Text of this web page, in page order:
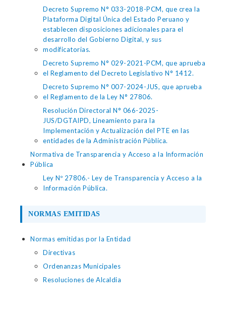
Decreto Supremo N° 033-2018-PCM, que crea la
Plataforma Digital Única del Estado Peruano y
establecen disposiciones adicionales para el
desarrollo del Gobierno Digital, y sus
modificatorias.
Decreto Supremo N° 029-2021-PCM, que aprueba
el Reglamento del Decreto Legislativo N° 1412.
Decreto Supremo N° 007-2024-JUS, que aprueba
el Reglamento de la Ley N° 27806.
Resolución Directoral N° 066-2025-
JUS/DGTAIPD, Lineamiento para la
Implementación y Actualización del PTE en las
entidades de la Administración Pública.
Normativa de Transparencia y Acceso a la Información
Pública
Ley Nº 27806.- Ley de Transparencia y Acceso a la
Información Pública.
NORMAS EMITIDAS
Normas emitidas por la Entidad
Directivas
Ordenanzas Municipales
Resoluciones de Alcaldia